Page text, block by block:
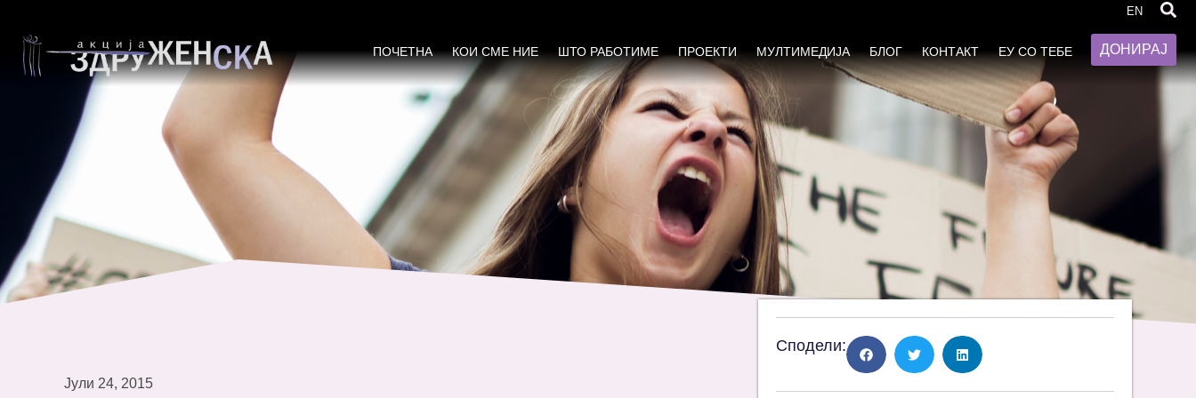
EN
ПОЧЕТНА КОИ СМЕ НИЕ ШТО РАБОТИМЕ ПРОЕКТИ МУЛТИМЕДИЈА БЛОГ КОНТАКТ ЕУ СО ТЕБЕ ДОНИРАЈ
и мажите“
Јули 24, 2015
Сподели: